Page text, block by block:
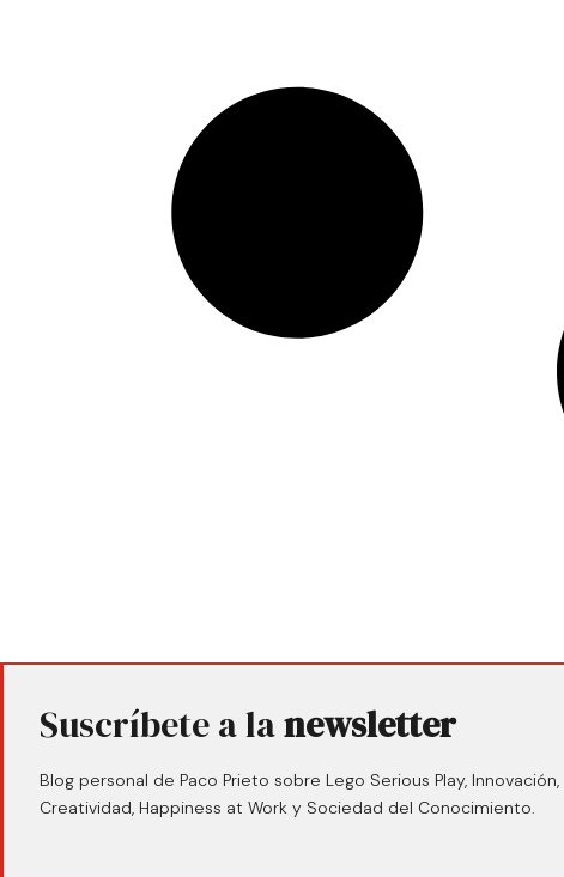
Suscríbete a lanewsletter
Blog personal de Paco Prieto sobre Lego Serious Play, Innovación,
Creatividad, Happiness at Work y Sociedad del Conocimiento.